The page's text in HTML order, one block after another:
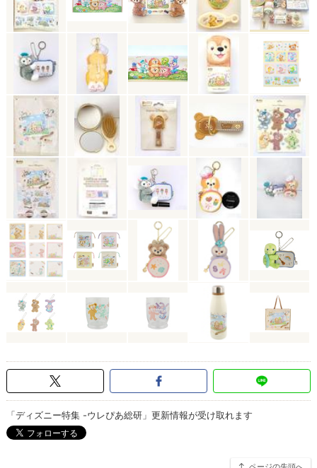
「ディズニー特集 -ウレぴあ総研」更新情報が受け取れます